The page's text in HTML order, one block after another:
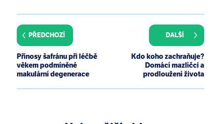
1796.
Eby GA. Strong humming for one hour daily to
terminate chronic rhinosinusitis in four days: a case
report and hypothesis for action by stimulation of
endogenous nasal nitric oxide production. Med
PŘEDCHOZÍ
Přínosy šafránu při léčbě
věkem podmíněné
makulární degenerace
Kdo koho zachraňuje?
Domácí mazlíčci a
prodloužení života
DALŠÍ